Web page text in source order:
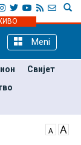
Meni
Свијет